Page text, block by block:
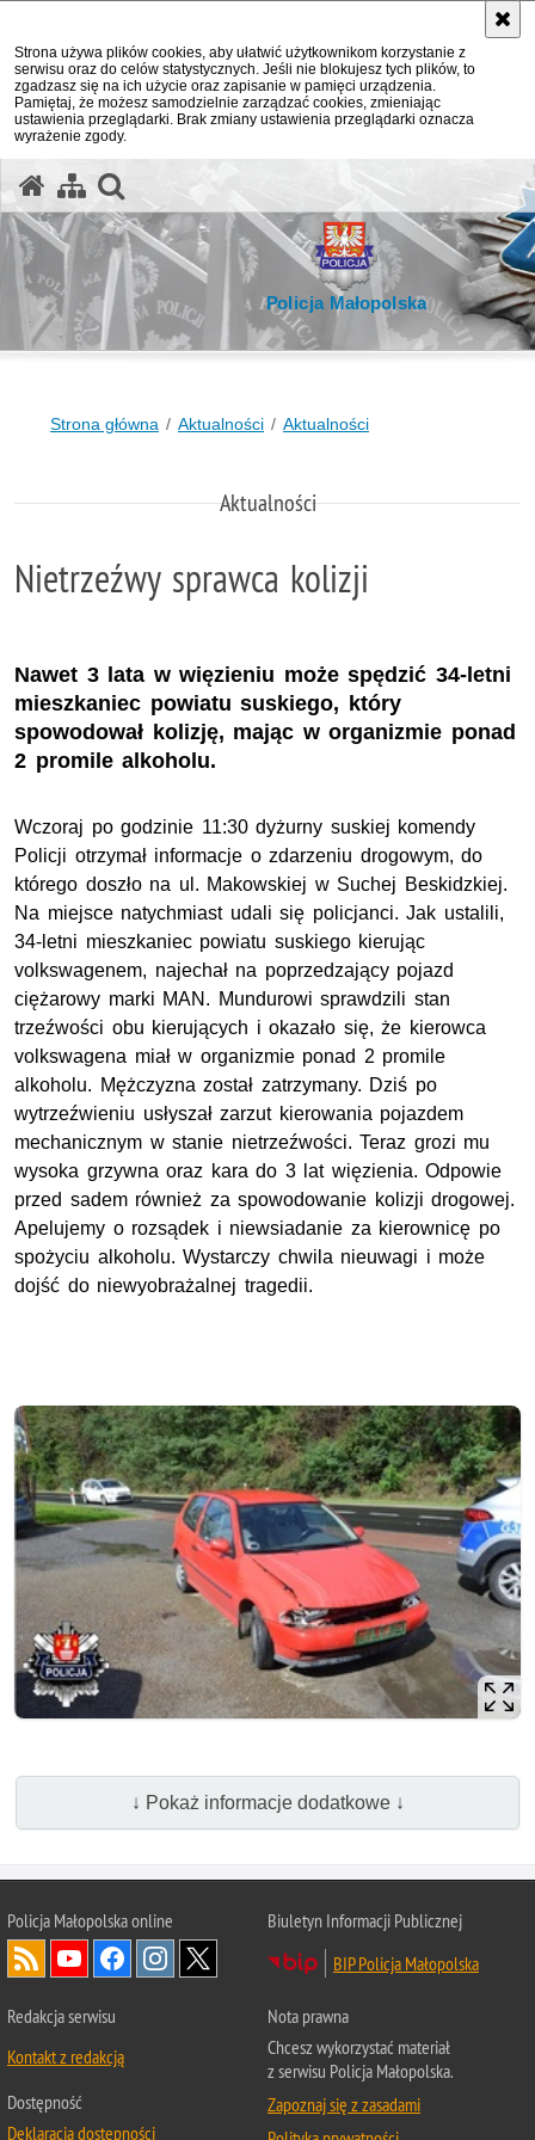
Strona używa plików cookies, aby ułatwić użytkownikom korzystanie z
serwisu oraz do celów statystycznych. Jeśli nie blokujesz tych plików, to
zgadzasz się na ich użycie oraz zapisanie w pamięci urządzenia.
Pamiętaj, że możesz samodzielnie zarządzać cookies, zmieniając
ustawienia przeglądarki. Brak zmiany ustawienia przeglądarki oznacza
wyrażenie zgody.
Policja Małopolska
Strona główna Aktualności Aktualności
Aktualności
Nietrzeźwy sprawca kolizji
Nawet 3 lata w więzieniu może spędzić 34-letni
mieszkaniec powiatu suskiego, który
spowodował kolizję, mając w organizmie ponad
2 promile alkoholu.
Wczoraj po godzinie 11:30 dyżurny suskiej komendy
Policji otrzymał informacje o zdarzeniu drogowym, do
którego doszło na ul. Makowskiej w Suchej Beskidzkiej.
Na miejsce natychmiast udali się policjanci. Jak ustalili,
34-letni mieszkaniec powiatu suskiego kierując
volkswagenem, najechał na poprzedzający pojazd
ciężarowy marki MAN. Mundurowi sprawdzili stan
trzeźwości obu kierujących i okazało się, że kierowca
volkswagena miał w organizmie ponad 2 promile
alkoholu. Mężczyzna został zatrzymany. Dziś po
wytrzeźwieniu usłyszał zarzut kierowania pojazdem
mechanicznym w stanie nietrzeźwości. Teraz grozi mu
wysoka grzywna oraz kara do 3 lat więzienia. Odpowie
przed sadem również za spowodowanie kolizji drogowej.
Apelujemy o rozsądek i niewsiadanie za kierownicę po
spożyciu alkoholu. Wystarczy chwila nieuwagi i może
dojść do niewyobrażalnej tragedii.
↓ Pokaż informacje dodatkowe ↓
Policja Małopolska online
Biuletyn Informacji Publicznej
BIP Policja Małopolska
Redakcja serwisu
Kontakt z redakcją
Dostępność
Deklaracja dostępności
Nota prawna
Chcesz wykorzystać materiał
z serwisu Policja Małopolska.
Zapoznaj się z zasadami